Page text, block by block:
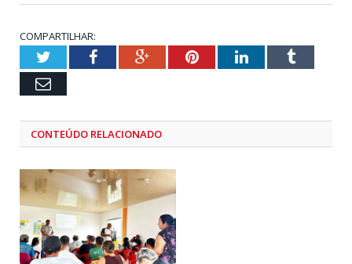
COMPARTILHAR:
TwitterFacebookGoogle+PinterestLinkedInTumblr
Email
CONTEÚDO RELACIONADO